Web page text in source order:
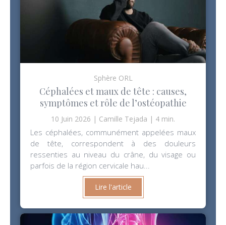
Sphère ORL
Céphalées et maux de tête : causes,
symptômes et rôle de l’ostéopathie
10 Juin 2026 Camille Tejada 4 min.
Les céphalées, communément appelées maux
de tête, correspondent à des douleurs
ressenties au niveau du crâne, du visage ou
parfois de la région cervicale hau...
Lire l'article